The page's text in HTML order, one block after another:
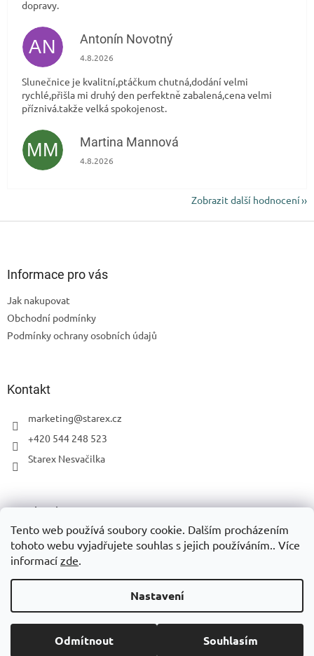
Tento web používá soubory cookie. Dalším procházením
tohoto webu vyjadřujete souhlas s jejich používáním.. Více
informací zde.
Nastavení
Odmítnout Souhlasím
dopravy.
AN Antonín Novotný
Hodnocení obchodu je 5 z 5 hvězdiček.
4.8.2026
Slunečnice je kvalitní,ptáčkum chutná,dodání velmi
rychlé,přišla mi druhý den perfektně zabalená,cena velmi
příznivá.takže velká spokojenost.
MM Martina Mannová
Hodnocení obchodu je 5 z 5 hvězdiček.
4.8.2026
Zobrazit další hodnocení
Informace pro vás
Jak nakupovat
Obchodní podmínky
Podmínky ochrany osobních údajů
Kontakt
marketing@starex.cz
+420 544 248 523
Starex Nesvačilka
Facebook
Copyright 2026Eshop Starex. Všechna práva vyhrazena.Upravit